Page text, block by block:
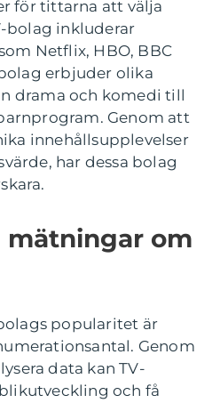
för tittarna att välja
bolag inkluderar
Netflix, HBO, BBC
erbjuder olika
drama och komedi till
Genom att
innehållsupplevelser
har dessa bolag
mätningar om
popularitet är
Genom
data kan TV-
och få